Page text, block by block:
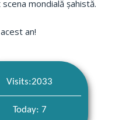
mondială șahistă.
an!
Visits:2033
Today: 7